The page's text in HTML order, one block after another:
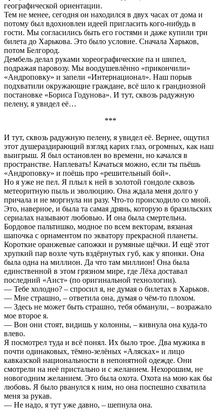
географической ориентации.
Тем не менее, сегодня он находился в двух часах от дома и
потому был вдохновлен идеей пригласить кого-нибудь в
гости. Мы согласились быть его гостями и даже купили три
билета до Харькова. Это было условие. Сначала Харьков,
потом Белгород.
Дембель делал руками хореографические па и шипел,
подражая паровозу. Мы воодушевлённо «прикончили»
«Андроповку» и запели «Интернационал». Наш порыв
подхватили окружающие граждане, всё шло к грандиозной
постановке «Бориса Годунова». И тут, сквозь радужную
пелену, я увидел её…
***
И тут, сквозь радужную пелену, я увидел её. Вернее, ощутил
этот душераздирающий взгляд карих глаз, огромных, как наш
выигрыш. Я был остановлен во времени, но качался в
пространстве. Наплевать! Качаться можно, если ты пьёшь
«Андроповку» и поёшь про «решительный бой».
Но я уже не пел. Я плыл к ней в золотой гондоле сквозь
метеоритную пыль и эволюцию. Она ждала меня долго у
причала и не моргнула ни разу. Что-то происходило со мной.
Это, наверное, и была та самая дрянь, которую в бразильских
сериалах называют любовью. И она была смертельна.
Бордовое пальтишко, модное по всем векторам, вязаная
шапочка с орнаментом по экватору прекрасной планеты.
Короткие оранжевые сапожки и румяные щёчки. И ещё этот
хрупкий пар возле чуть вздёрнутых губ, как у японки. Она
была одна на миллион. Да что там миллион! Она была
единственной в этом грязном мире, где Лёха доставал
последний «Аист» (по оригинальной технологии).
— Тебе холодно? – спросил я, не думая о билетах в Харьков.
— Мне страшно, – ответила она, думая о чём-то плохом.
— Здесь не может быть страшно, тебя обманули, – возражало
мое второе я.
— Вон они стоят, видишь у колонны, – кивнула она куда-то
влево.
Я посмотрел туда и всё понял. Их было трое. Два мужика в
почти одинаковых, тёмно-зелёных «Алясках» и лицо
кавказской национальности в непонятной одежде. Они
смотрели на неё пристально и с желанием. Нехорошим, не
новогодним желанием. Это была охота. Охота на мою как бы
любовь. Я было рванулся к ним, но она поспешно схватила
меня за рукав.
— Не надо, я тут уже давно, – шепнула она.